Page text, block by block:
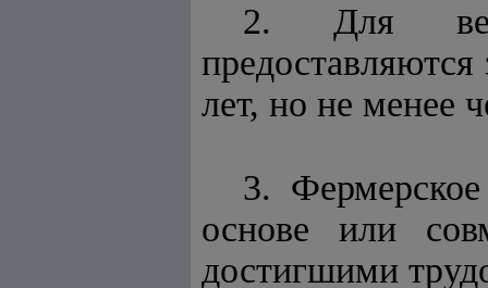
2. Для
лет, но не менее
3.
основе или
достигшими